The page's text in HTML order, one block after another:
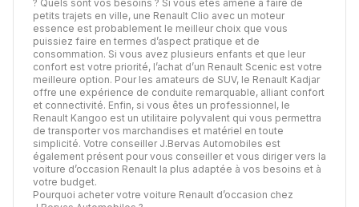
? Quels sont vos besoins ? Si vous êtes amené à faire de
petits trajets en ville, une Renault Clio avec un moteur
essence est probablement le meilleur choix que vous
puissiez faire en termes d’aspect pratique et de
consommation. Si vous avez plusieurs enfants et que leur
confort est votre priorité, l’achat d’un Renault Scenic est votre
meilleure option. Pour les amateurs de SUV, le Renault Kadjar
offre une expérience de conduite remarquable, alliant confort
et connectivité. Enfin, si vous êtes un professionnel, le
Renault Kangoo est un utilitaire polyvalent qui vous permettra
de transporter vos marchandises et matériel en toute
simplicité. Votre conseiller J.Bervas Automobiles est
également présent pour vous conseiller et vous diriger vers la
voiture d’occasion Renault la plus adaptée à vos besoins et à
votre budget.
Pourquoi acheter votre voiture Renault d’occasion chez